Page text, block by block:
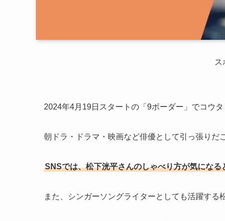
ス
2024年4月19日スタートの「9ボーダー」でコウタ
朝ドラ・ドラマ・映画など俳優として引っ張りだ
SNSでは、松下洸平さんのしゃべり方が気になる
また、シンガーソングライターとしても活躍する